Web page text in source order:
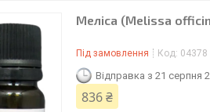
Меліса (Melissa
Під замовлення Код: 04378
Відправка з 21 серпня
836 ₴